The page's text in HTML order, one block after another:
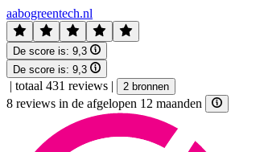
aabogreentech.nl
De score is: 9,3
De score is: 9,3
| totaal 431 reviews | 2 bronnen
8 reviews in de afgelopen 12 maanden